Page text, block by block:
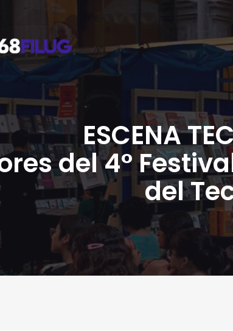
ESCENA
del 4°
del